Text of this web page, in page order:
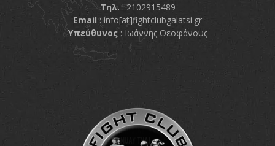
Τηλ. : 2102915489
Email :info[at]fightclubgalatsi.gr
Υπεύθυνος: Ιωάννης Θεοφάνους